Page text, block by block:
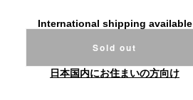
International shipping available
Sold out
日本国内にお住まいの方向け